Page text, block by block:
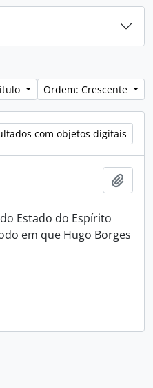
Ordem: Crescente
com objetos digitais
Estado do Espírito
em que Hugo Borges